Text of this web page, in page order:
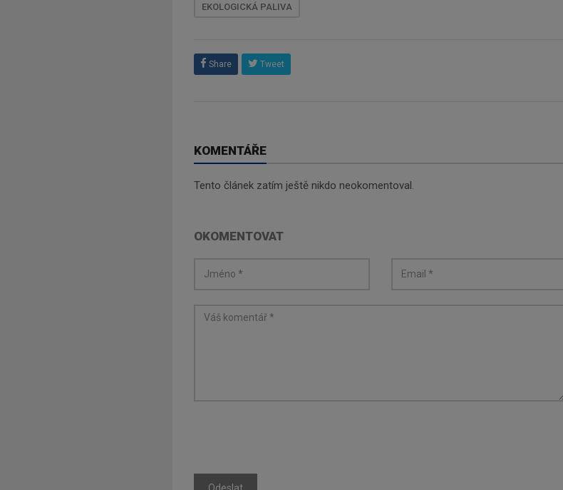
EKOLOGICKÁ PALIVA
Share Tweet
KOMENTÁŘE
Tento článek zatím ještě nikdo neokomentoval.
OKOMENTOVAT
Odeslat